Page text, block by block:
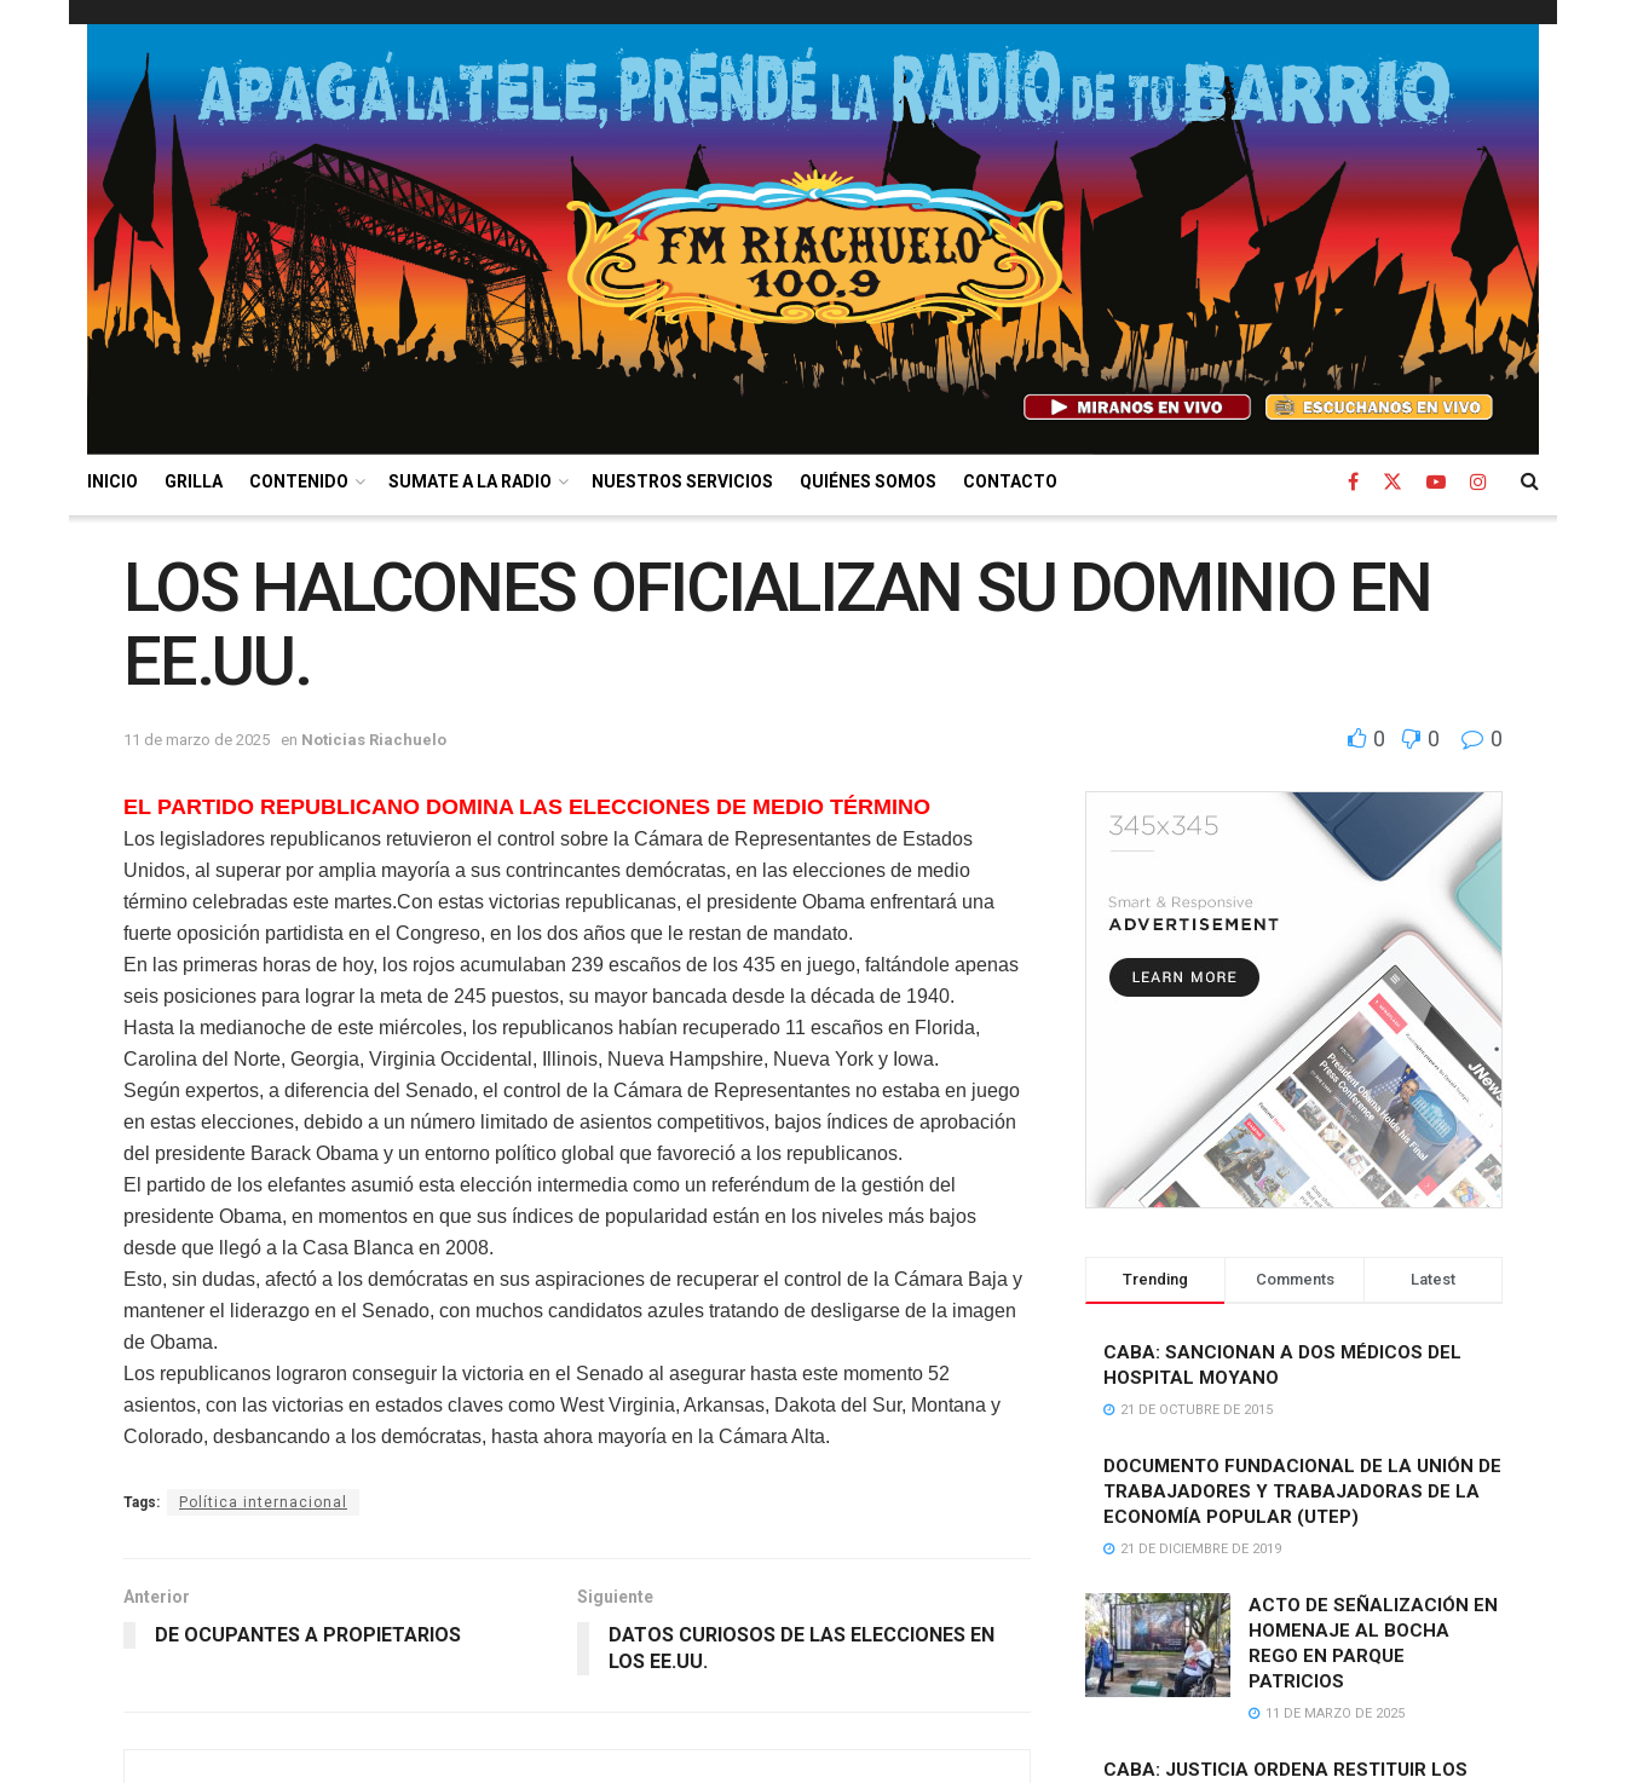
INICIO GRILLA CONTENIDO SUMATE A LA RADIO NUESTROS SERVICIOS QUIÉNES SOMOS CONTACTO
LOS HALCONES OFICIALIZAN SU DOMINIO EN
EE.UU.
11 de marzo de 2025 en Noticias Riachuelo 0 0 0
EL PARTIDO REPUBLICANO DOMINA LAS ELECCIONES DE MEDIO TÉRMINO
Los legisladores republicanos retuvieron el control sobre la Cámara de Representantes de Estados
Unidos, al superar por amplia mayoría a sus contrincantes demócratas, en las elecciones de medio
término celebradas este martes.Con estas victorias republicanas, el presidente Obama enfrentará una
fuerte oposición partidista en el Congreso, en los dos años que le restan de mandato.
En las primeras horas de hoy, los rojos acumulaban 239 escaños de los 435 en juego, faltándole apenas
seis posiciones para lograr la meta de 245 puestos, su mayor bancada desde la década de 1940.
Hasta la medianoche de este miércoles, los republicanos habían recuperado 11 escaños en Florida,
Carolina del Norte, Georgia, Virginia Occidental, Illinois, Nueva Hampshire, Nueva York y Iowa.
Según expertos, a diferencia del Senado, el control de la Cámara de Representantes no estaba en juego
en estas elecciones, debido a un número limitado de asientos competitivos, bajos índices de aprobación
del presidente Barack Obama y un entorno político global que favoreció a los republicanos.
El partido de los elefantes asumió esta elección intermedia como un referéndum de la gestión del
presidente Obama, en momentos en que sus índices de popularidad están en los niveles más bajos
desde que llegó a la Casa Blanca en 2008.
Esto, sin dudas, afectó a los demócratas en sus aspiraciones de recuperar el control de la Cámara Baja y
mantener el liderazgo en el Senado, con muchos candidatos azules tratando de desligarse de la imagen
de Obama.
Los republicanos lograron conseguir la victoria en el Senado al asegurar hasta este momento 52
asientos, con las victorias en estados claves como West Virginia, Arkansas, Dakota del Sur, Montana y
Colorado, desbancando a los demócratas, hasta ahora mayoría en la Cámara Alta.
Tags: Política internacional
Anterior
DE OCUPANTES A PROPIETARIOS
Siguiente
DATOS CURIOSOS DE LAS ELECCIONES EN
LOS EE.UU.
Trending Comments Latest
CABA: SANCIONAN A DOS MÉDICOS DEL
HOSPITAL MOYANO
21 DE OCTUBRE DE 2015
DOCUMENTO FUNDACIONAL DE LA UNIÓN DE
TRABAJADORES Y TRABAJADORAS DE LA
ECONOMÍA POPULAR (UTEP)
21 DE DICIEMBRE DE 2019
ACTO DE SEÑALIZACIÓN EN
HOMENAJE AL BOCHA
REGO EN PARQUE
PATRICIOS
11 DE MARZO DE 2025
CABA: JUSTICIA ORDENA RESTITUIR LOS